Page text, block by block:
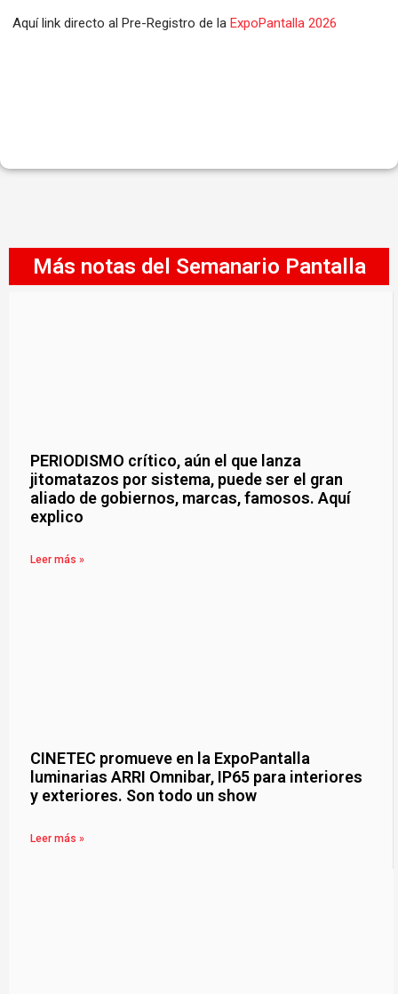
Aquí link directo al Pre-Registro de la ExpoPantalla 2026
Más notas del Semanario Pantalla
PERIODISMO crítico, aún el que lanza
jitomatazos por sistema, puede ser el gran
aliado de gobiernos, marcas, famosos. Aquí
explico
Leer más »
CINETEC promueve en la ExpoPantalla
luminarias ARRI Omnibar, IP65 para interiores
y exteriores. Son todo un show
Leer más »